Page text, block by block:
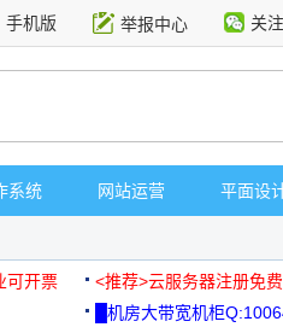
手机版 举报中心 关
系统 网站运营 平面设
可开票
<推荐>云服务器注册免
█机房大带宽机柜